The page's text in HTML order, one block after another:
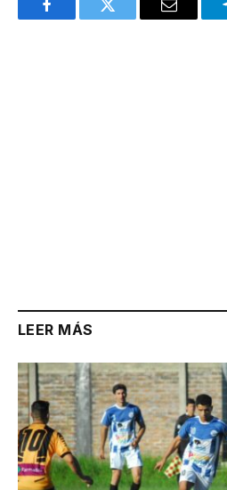
FacebookTwitter Email
LEER MÁS